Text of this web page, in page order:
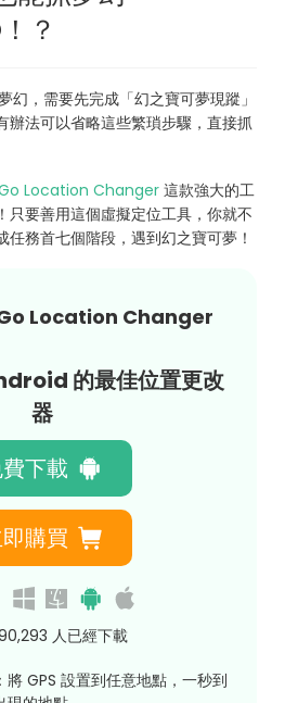
？
，需要先完成「幻之寶可夢現蹤」
辦法可以省略這些繁瑣步驟，直接抓
Location Changer 這款強大的工
只要善用這個虛擬定位工具，你就不
務首七個階段，遇到幻之寶可夢！
Location Changer
的最佳位置更改
器
下載
購買
人已經下載
將 GPS 設置到任意地點，一秒到